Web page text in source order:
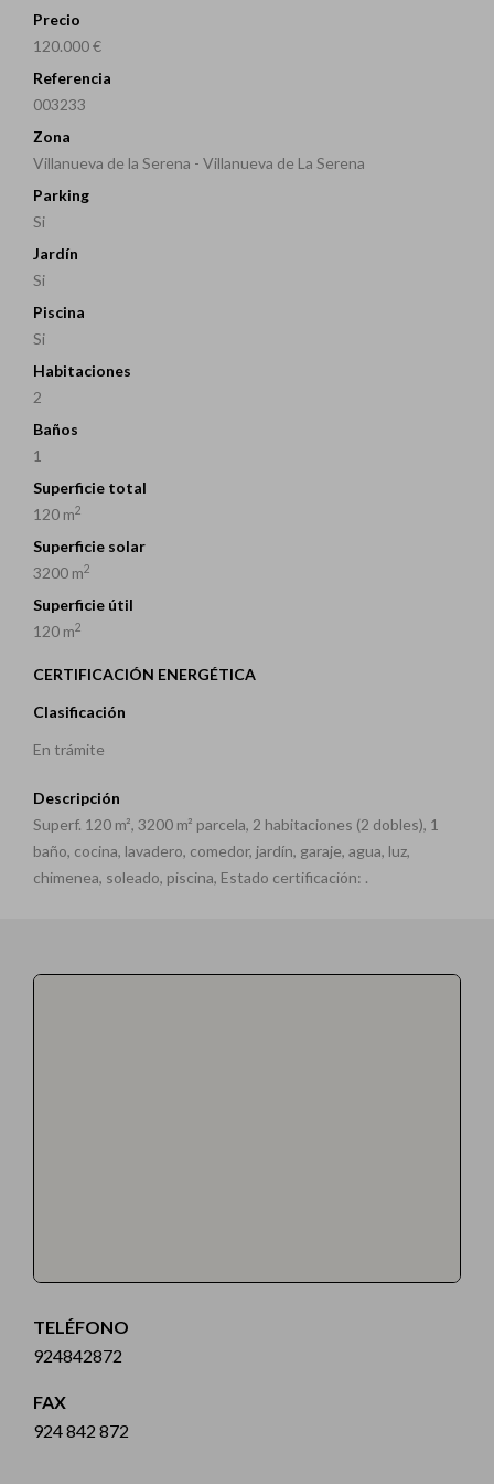
Precio
120.000 €
Referencia
003233
Zona
Villanueva de la Serena - Villanueva de La Serena
Parking
Si
Jardín
Si
Piscina
Si
Habitaciones
2
Baños
1
Superficie total
120 m2
Superficie solar
3200 m2
Superficie útil
120 m2
CERTIFICACIÓN ENERGÉTICA
Clasificación
En trámite
Descripción
Superf. 120 m², 3200 m² parcela, 2 habitaciones (2 dobles), 1
baño, cocina, lavadero, comedor, jardín, garaje, agua, luz,
chimenea, soleado, piscina, Estado certificación: .
TELÉFONO
924842872
FAX
924 842 872